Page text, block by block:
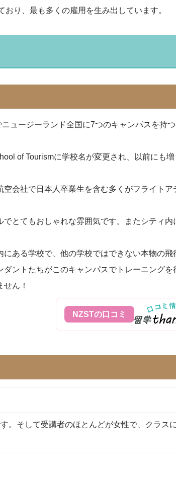
り、最も多くの雇用を生み出しています。
ュージーランド全国に7つのキャンパスを持
of Tourismに学校名が変更され、以前にも
会社で日本人卒業生を含む多くがフライトア
とてもおしゃれな雰囲気です。またシティ内
ある学校で、他の学校ではできない本物の飛
ントたちがこのキャンパスでトレーニングを
ん！
NZSTの口コミ
。そして受講者のほとんどが女性で、クラス